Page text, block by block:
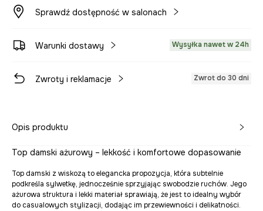
Sprawdź dostępność w salonach
Warunki dostawy Wysyłka nawet w 24h
Zwroty i reklamacje Zwrot do 30 dni
Opis produktu
Top damski ażurowy – lekkość i komfortowe dopasowanie
Top damski z wiskozą to elegancka propozycja, która subtelnie
podkreśla sylwetkę, jednocześnie sprzyjając swobodzie ruchów. Jego
ażurowa struktura i lekki materiał sprawiają, że jest to idealny wybór
do casualowych stylizacji, dodając im przewiewności i delikatności.